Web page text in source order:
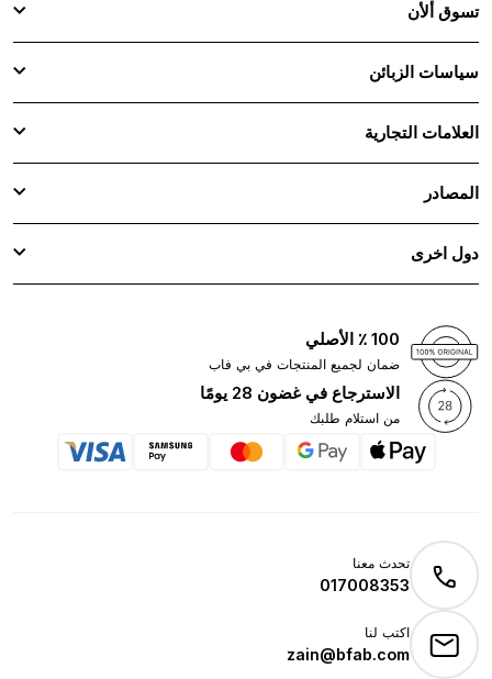
تسوق ألأن
سياسات الزبائن
العلامات التجارية
المصادر
دول اخرى
100 ٪ الأصلي
ضمان لجميع المنتجات في بي فاب
الاسترجاع في غضون 28 يومًا
من استلام طلبك
تحدث معنا
017008353
اكتب لنا
zain@bfab.com